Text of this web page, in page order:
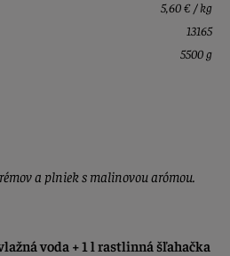
5,60 € / kg
13165
5500 g
a plniek s malinovou arómou.
voda + 1 l rastlinná šľahačka